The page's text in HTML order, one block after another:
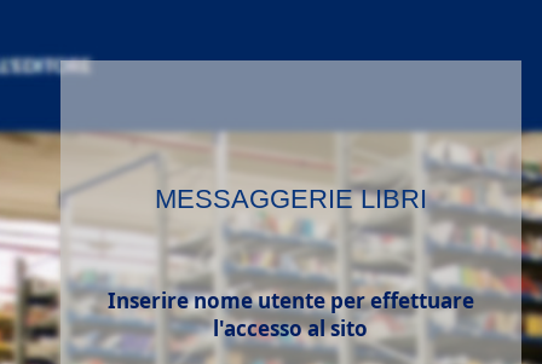
MESSAGGERIE LIBRI
Inserire nome utente per effettuare
l'accesso al sito